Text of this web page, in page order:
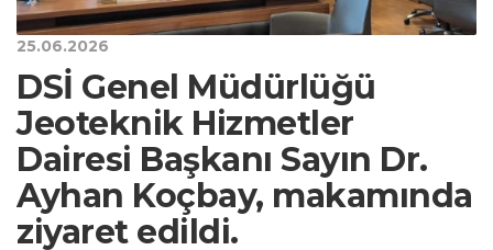
25.06.2026
DSİ Genel Müdürlüğü
Jeoteknik Hizmetler
Dairesi Başkanı Sayın Dr.
Ayhan Koçbay, makamında
ziyaret edildi.